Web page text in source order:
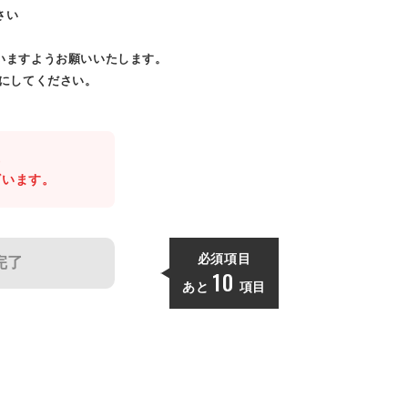
い
すようお願いいたします。
してください。
ます。
了 必須項目
あと 10 項目